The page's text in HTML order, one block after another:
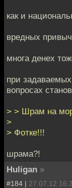
как и
вредных
многа денех
при
вопросах
> > Шрам на
>
> Фотке!!!
шрама?!
Huligan »
#184 | 27.07.12